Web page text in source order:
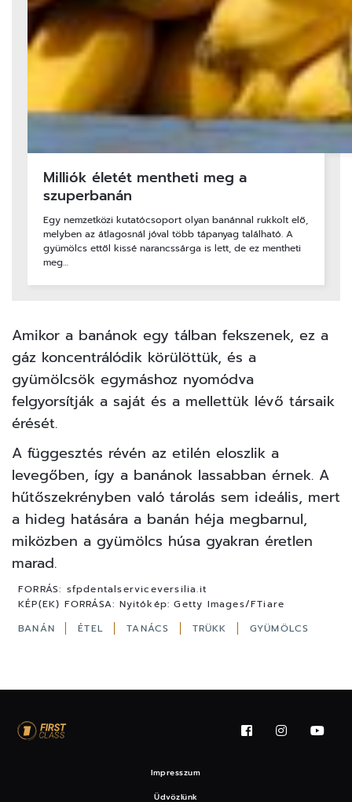
Milliók életét mentheti meg a
szuperbanán
Egy nemzetközi kutatócsoport olyan banánnal rukkolt elő,
melyben az átlagosnál jóval több tápanyag található. A
gyümölcs ettől kissé narancssárga is lett, de ez mentheti
meg…
Amikor a banánok egy tálban fekszenek, ez a
gáz koncentrálódik körülöttük, és a
gyümölcsök egymáshoz nyomódva
felgyorsítják a saját és a mellettük lévő társaik
érését.
A függesztés révén az etilén eloszlik a
levegőben, így a banánok lassabban érnek. A
hűtőszekrényben való tárolás sem ideális, mert
a hideg hatására a banán héja megbarnul,
miközben a gyümölcs húsa gyakran éretlen
marad.
FORRÁS: sfpdentalserviceversilia.it
KÉP(EK) FORRÁSA: Nyitókép: Getty Images/FTiare
BANÁN
ÉTEL TANÁCS TRÜKK GYÜMÖLCS
Impresszum
Üdvözlünk